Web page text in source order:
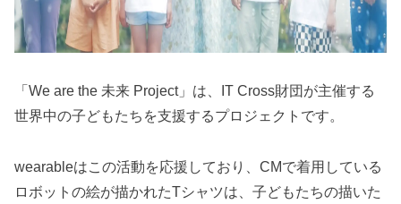
「We are the 未来 Project」は、IT Cross財団が主催する
世界中の子どもたちを支援するプロジェクトです。
wearableはこの活動を応援しており、CMで着用している
ロボットの絵が描かれたTシャツは、子どもたちの描いた